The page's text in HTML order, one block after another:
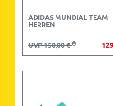
ADIDAS MUNDIAL TEAM
HERREN
UVP 150,00 €